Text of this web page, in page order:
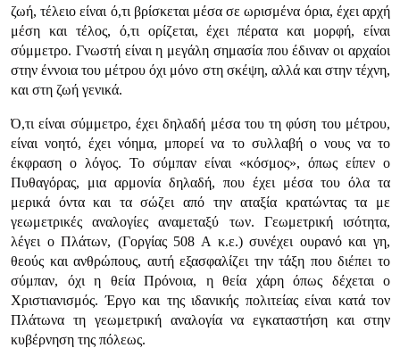
ζωή, τέλειο είναι ό,τι βρίσκεται μέσα σε ωρισμένα όρια, έχει αρχή
μέση και τέλος, ό,τι ορίζεται, έχει πέρατα και μορφή, είναι
σύμμετρο. Γνωστή είναι η μεγάλη σημασία που έδιναν οι αρχαίοι
στην έννοια του μέτρου όχι μόνο στη σκέψη, αλλά και στην τέχνη,
και στη ζωή γενικά.
Ό,τι είναι σύμμετρο, έχει δηλαδή μέσα του τη φύση του μέτρου,
είναι νοητό, έχει νόημα, μπορεί να το συλλαβή ο νους να το
έκφραση ο λόγος. Το σύμπαν είναι «κόσμος», όπως είπεν ο
Πυθαγόρας, μια αρμονία δηλαδή, που έχει μέσα του όλα τα
μερικά όντα και τα σώζει από την αταξία κρατώντας τα με
γεωμετρικές αναλογίες αναμεταξύ των. Γεωμετρική ισότητα,
λέγει ο Πλάτων, (Γοργίας 508 Α κ.ε.) συνέχει ουρανό και γη,
θεούς και ανθρώπους, αυτή εξασφαλίζει την τάξη που διέπει το
σύμπαν, όχι η θεία Πρόνοια, η θεία χάρη όπως δέχεται ο
Χριστιανισμός. Έργο και της ιδανικής πολιτείας είναι κατά τον
Πλάτωνα τη γεωμετρική αναλογία να εγκαταστήση και στην
κυβέρνηση της πόλεως.